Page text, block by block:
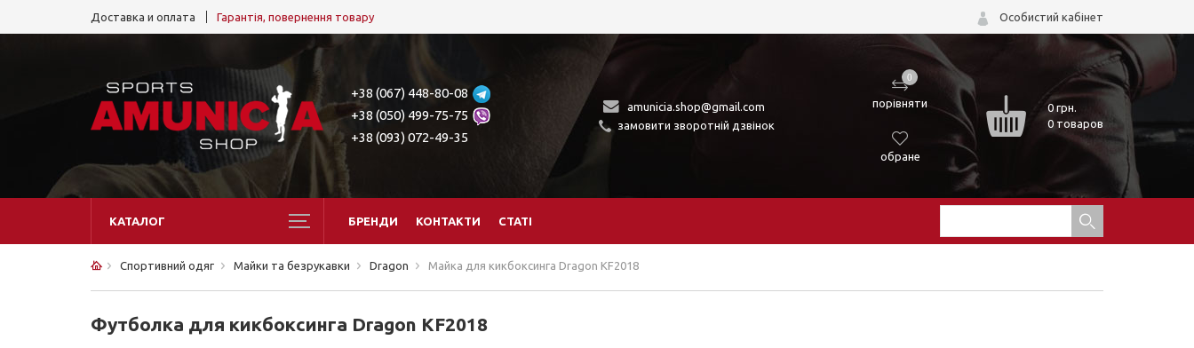
Доставка и оплата Гарантія, повернення товару Особистий кабінет
+38 (067) 448-80-08
+38 (050) 499-75-75
+38 (093) 072-49-35
amunicia.shop@gmail.com
замовити зворотній дзвінок
0
порівняти
обране
0грн.
0 товаров
КАТАЛОГ БРЕНДИ КОНТАКТИ СТАТІ
Спортивний одяг Майки та безрукавки Dragon Майка для кикбоксинга Dragon KF2018
Футболка для кикбоксинга Dragon KF2018